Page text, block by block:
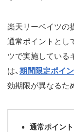
楽天リーベイツの
通常ポイントとし
ツで実施している
は、 期間限定ポイ
効期限が異なるた
通常ポイント